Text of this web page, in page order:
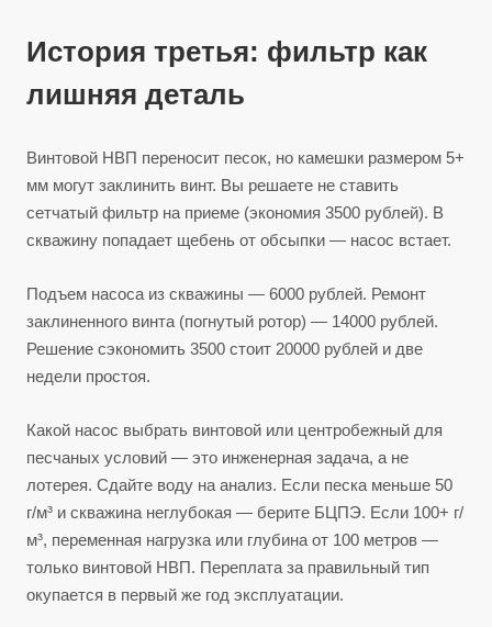
История третья: фильтр как
лишняя деталь
Винтовой НВП переносит песок, но камешки размером 5+
мм могут заклинить винт. Вы решаете не ставить
сетчатый фильтр на приеме (экономия 3500 рублей). В
скважину попадает щебень от обсыпки — насос встает.
Подъем насоса из скважины — 6000 рублей. Ремонт
заклиненного винта (погнутый ротор) — 14000 рублей.
Решение сэкономить 3500 стоит 20000 рублей и две
недели простоя.
Какой насос выбрать винтовой или центробежный для
песчаных условий — это инженерная задача, а не
лотерея. Сдайте воду на анализ. Если песка меньше 50
г/м³ и скважина неглубокая — берите БЦПЭ. Если 100+ г/
м³, переменная нагрузка или глубина от 100 метров —
только винтовой НВП. Переплата за правильный тип
окупается в первый же год эксплуатации.